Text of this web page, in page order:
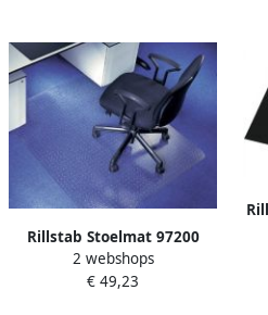
Rillstab Stoelmat 97200
90x120cm voor
vloerbedekking
2 webshops
€ 49,23